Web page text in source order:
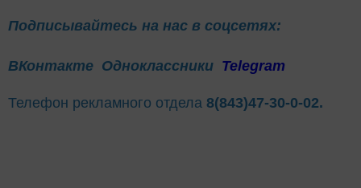
Подписывайтесь на нас в соцсетях:
ВКонтакте Одноклассники Telegram
Телефон рекламного отдела 8(843)47-30-0-02.